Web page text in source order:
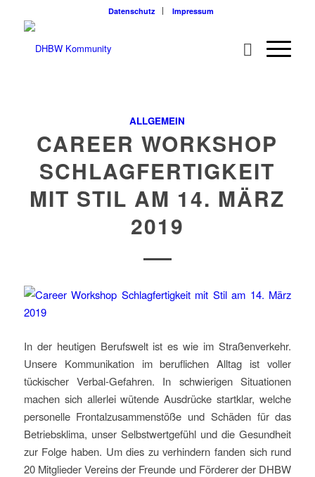
Datenschutz Impressum
ALLGEMEIN
CAREER WORKSHOP
SCHLAGFERTIGKEIT
MIT STIL AM 14. MÄRZ
2019
In der heutigen Berufswelt ist es wie im Straßenverkehr.
Unsere Kommunikation im beruflichen Alltag ist voller
tückischer Verbal-Gefahren. In schwierigen Situationen
machen sich allerlei wütende Ausdrücke startklar, welche
personelle Frontalzusammenstöße und Schäden für das
Betriebsklima, unser Selbstwertgefühl und die Gesundheit
zur Folge haben. Um dies zu verhindern fanden sich rund
20 Mitglieder Vereins der Freunde und Förderer der DHBW